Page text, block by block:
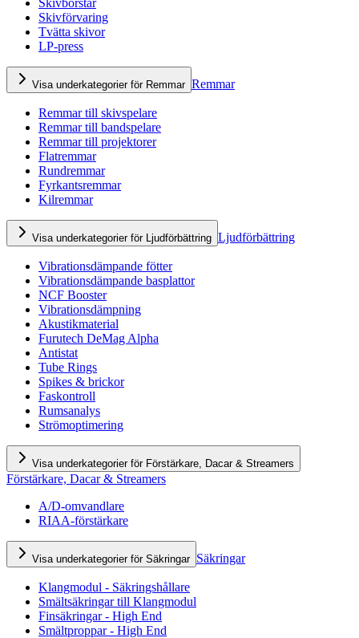
Skivförvaring
Tvätta skivor
LP-press
Visa underkategorier för Remmar Remmar
Remmar till skivspelare
Remmar till bandspelare
Remmar till projektorer
Flatremmar
Rundremmar
Fyrkantsremmar
Kilremmar
Visa underkategorier för Ljudförbättring Ljudförbättring
Vibrationsdämpande fötter
Vibrationsdämpande basplattor
NCF Booster
Vibrationsdämpning
Akustikmaterial
Furutech DeMag Alpha
Antistat
Tube Rings
Spikes & brickor
Faskontroll
Rumsanalys
Strömoptimering
Visa underkategorier för Förstärkare, Dacar & Streamers
Förstärkare, Dacar & Streamers
A/D-omvandlare
RIAA-förstärkare
Visa underkategorier för Säkringar Säkringar
Klangmodul - Säkringshållare
Smältsäkringar till Klangmodul
Finsäkringar - High End
Smältproppar - High End